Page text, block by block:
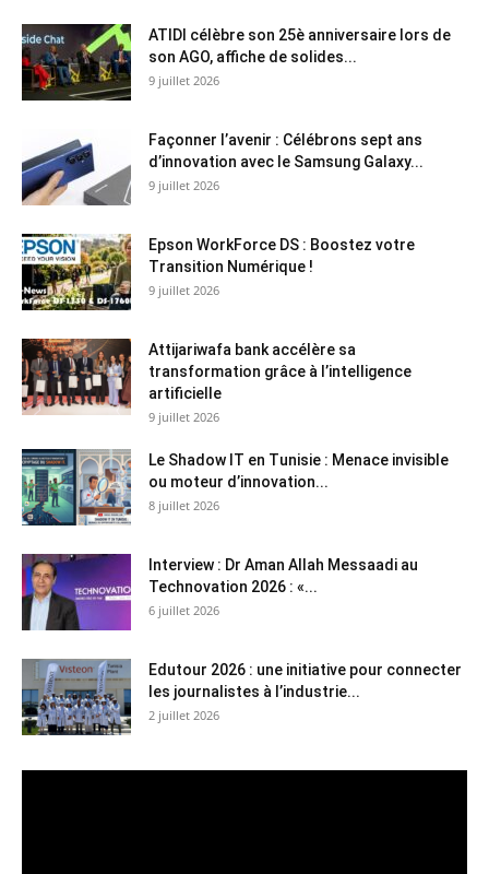
ATIDI célèbre son 25è anniversaire lors de
son AGO, affiche de solides...
9 juillet 2026
Façonner l’avenir : Célébrons sept ans
d’innovation avec le Samsung Galaxy...
9 juillet 2026
Epson WorkForce DS : Boostez votre
Transition Numérique !
9 juillet 2026
Attijariwafa bank accélère sa
transformation grâce à l’intelligence
artificielle
9 juillet 2026
Le Shadow IT en Tunisie : Menace invisible
ou moteur d’innovation...
8 juillet 2026
Interview : Dr Aman Allah Messaadi au
Technovation 2026 : «...
6 juillet 2026
Edutour 2026 : une initiative pour connecter
les journalistes à l’industrie...
2 juillet 2026